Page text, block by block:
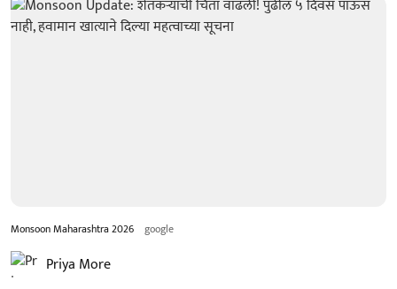
Monsoon Maharashtra 2026 google
Priya More